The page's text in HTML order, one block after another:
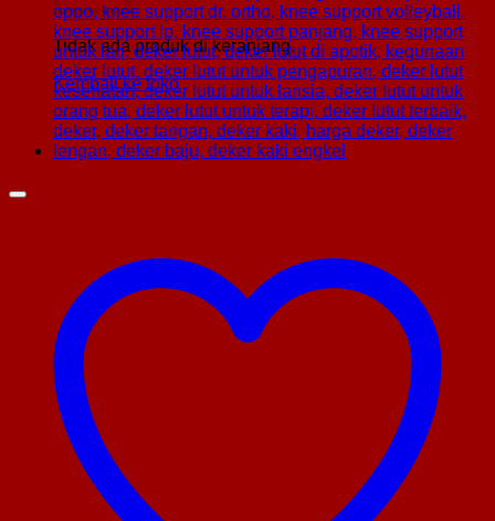
Tidak ada produk di keranjang.
Kembali ke toko